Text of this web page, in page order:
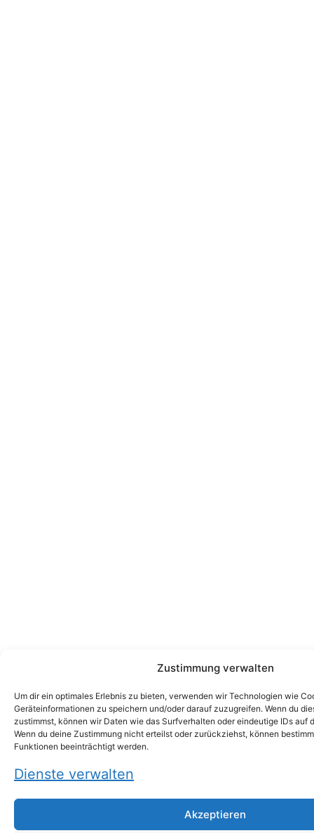
Zustimmung verwalten
Um dir ein optimales Erlebnis zu bieten, verwenden wir Technologien wie
Geräteinformationen zu speichern und/oder darauf zuzugreifen. Wenn du
zustimmst, können wir Daten wie das Surfverhalten oder eindeutige IDs auf
Wenn du deine Zustimmung nicht erteilst oder zurückziehst, können
Funktionen beeinträchtigt werden.
Dienste verwalten
Akzeptieren